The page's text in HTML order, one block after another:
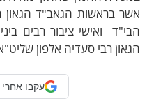
בראשות הגאב"ד הגאון
ואישי ציבור רבים
רבי סעדיה אלפון שליט"א.
עקבו אחרי